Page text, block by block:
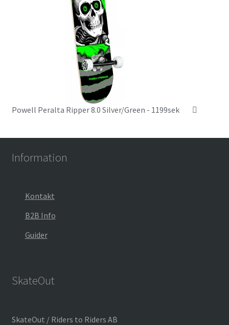
Powell Peralta Ripper 8.0 Silver/Green - 1199sek
Information
Kontakt
B2B Info
Guider
SkateOut
SkateOut / Riders to Riders AB